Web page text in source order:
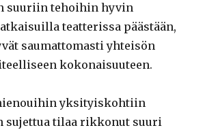
suuriin tehoihin hyvin
teatterissa päästään,
saumattomasti yhteisön
kokonaisuuteen.
yksityiskohtiin
sujettua tilaa rikkonut suuri